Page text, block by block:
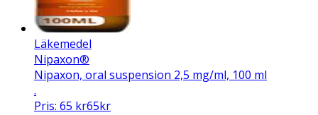
Läkemedel
Nipaxon®
Nipaxon, oral suspension 2,5 mg/ml, 100 ml
.
Pris: 65 kr65kr